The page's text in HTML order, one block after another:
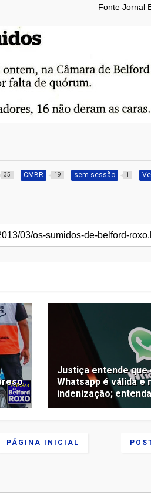
Fonte Jornal
35 CMBR 19 sem sessão 1
Justiça entende que
Whatsapp é válida e
indenização; entenda
PÁGINA INICIAL